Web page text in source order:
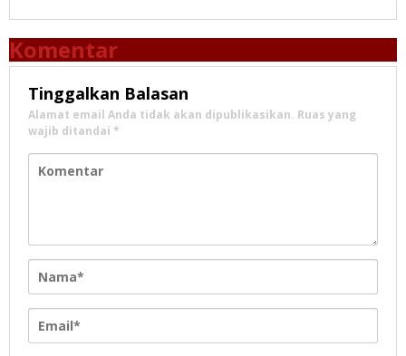
Komentar
Tinggalkan Balasan
Alamat email Anda tidak akan dipublikasikan. Ruas yang
wajib ditandai *